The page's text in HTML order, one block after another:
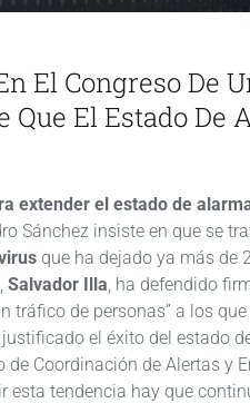
El Congreso De
Que El Estado
extender el estado de
Sánchez insiste en que se
que ha dejado ya más de
Salvador Illa, ha defendido
tráfico de personas” a los
el éxito del estado
de Coordinación de Alertas y
esta tendencia hay que